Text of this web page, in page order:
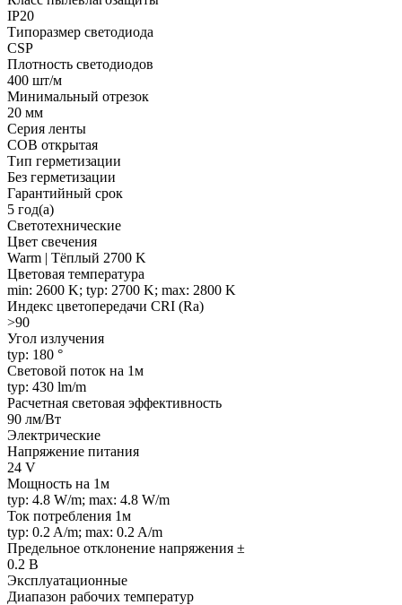
IP20
Типоразмер светодиода
CSP
Плотность светодиодов
400 шт/м
Минимальный отрезок
20 мм
Серия ленты
COB открытая
Тип герметизации
Без герметизации
Гарантийный срок
5 год(а)
Светотехнические
Цвет свечения
Warm | Тёплый 2700 K
Цветовая температура
min: 2600 K; typ: 2700 K; max: 2800 K
Индекс цветопередачи CRI (Ra)
>90
Угол излучения
typ: 180 °
Световой поток на 1м
typ: 430 lm/m
Расчетная световая эффективность
90 лм/Вт
Электрические
Напряжение питания
24 V
Мощность на 1м
typ: 4.8 W/m; max: 4.8 W/m
Ток потребления 1м
typ: 0.2 A/m; max: 0.2 A/m
Предельное отклонение напряжения ±
0.2 В
Эксплуатационные
Диапазон рабочих температур